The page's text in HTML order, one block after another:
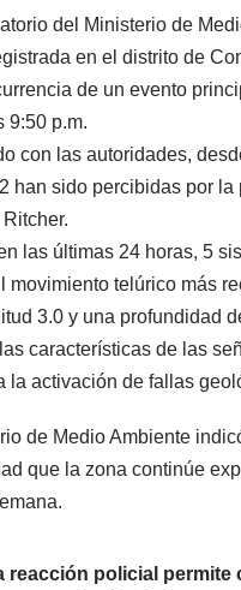
del Ministerio de
en el distrito de
de un evento
9:50 p.m.
con las autoridades,
han sido percibidas por
las últimas 24 horas, 5
movimiento telúrico más
3.0 y una profundidad
características de las
la activación de fallas
de Medio Ambiente
que la zona continúe
reacción policial